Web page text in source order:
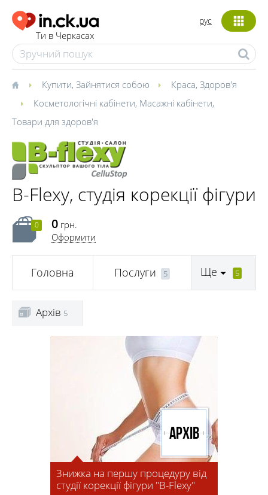
Ти в Черкасах
рус
Купити, Зайнятися собою Краса, Здоров'я
Косметологічні кабінети, Масажні кабінети,
Товари для здоров'я
B-Flexy, студія корекції фігури
0 0 грн.
Оформити
Головна Послуги 5 Ще 5
Архів 5
Знижка на першу процедуру від
студії корекції фігури "B-Flexy"
Архів